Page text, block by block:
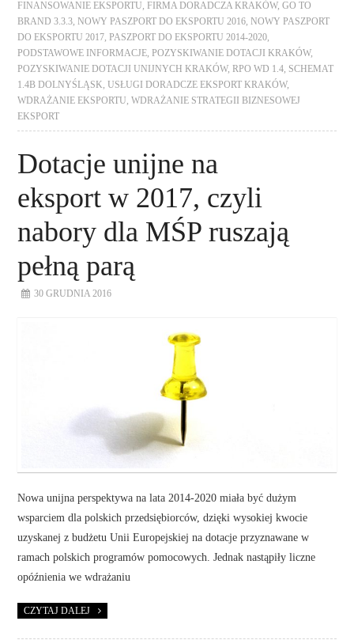
FINANSOWANIE EKSPORTU
FIRMA DORADCZA KRAKÓW,GO TO
BRAND 3.3.3
NOWY PASZPORT DO EKSPORTU 2016
NOWY PASZPORT
DO EKSPORTU 2017
PASZPORT DO EKSPORTU 2014-2020
PODSTAWOWE INFORMACJE
POZYSKIWANIE DOTACJI KRAKÓW,
POZYSKIWANIE DOTACJI UNIJNYCH KRAKÓW, RPO WD 1.4 SCHEMAT
1.4B DOLNYŚLĄSK
USŁUGI DORADCZE EKSPORT KRAKÓW,
WDRAŻANIE EKSPORTU
WDRAŻANIE STRATEGII BIZNESOWEJ
EKSPORT
Dotacje unijne na
eksport w 2017, czyli
nabory dla MŚP ruszają
pełną parą
30 GRUDNIA 2016
Nowa unijna perspektywa na lata 2014-2020 miała być dużym
wsparciem dla polskich przedsiębiorców, dzięki wysokiej kwocie
uzyskanej z budżetu Unii Europejskiej na dotacje przyznawane w
ramach polskich programów pomocowych. Jednak nastąpiły liczne
opóźnienia we wdrażaniu
CZYTAJ DALEJ